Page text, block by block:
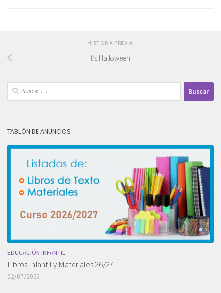
HISTORIA PREVIA
It’s Halloween!
Buscar:
TABLÓN DE ANUNCIOS
EDUCACIÓN INFANTIL
Libros Infantil y Materiales 26/27
02/07/2026